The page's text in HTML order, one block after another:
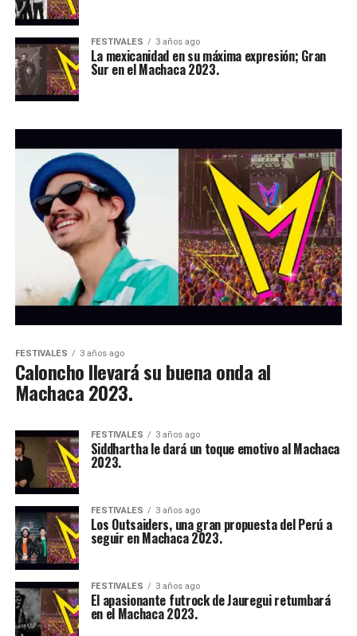
FESTIVALES 3 años ago
La mexicanidad en su máxima expresión; Gran
Sur en el Machaca 2023.
FESTIVALES 3 años ago
Caloncho llevará su buena onda al
Machaca 2023.
FESTIVALES 3 años ago
Siddhartha le dará un toque emotivo al Machaca
2023.
FESTIVALES 3 años ago
Los Outsaiders, una gran propuesta del Perú a
seguir en Machaca 2023.
FESTIVALES 3 años ago
El apasionante futrock de Jauregui retumbará
en el Machaca 2023.